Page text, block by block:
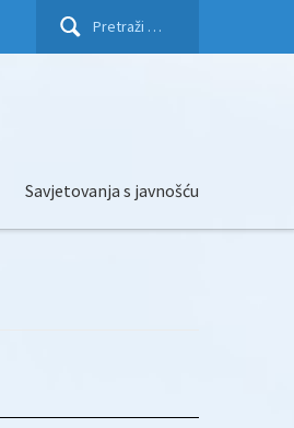
Pretraži:
Savjetovanja s javnošću